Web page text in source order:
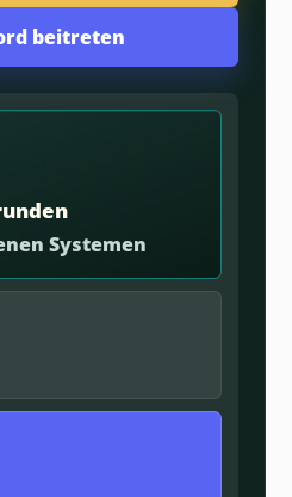
beitreten
Systemen